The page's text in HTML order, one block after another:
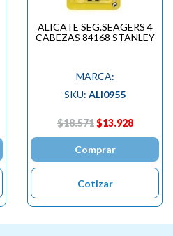
ALICATE SEG.SEAGERS 4
CABEZAS 84168 STANLEY
MARCA:
SKU: ALI0955
$18.571 $13.928
Comprar
Cotizar